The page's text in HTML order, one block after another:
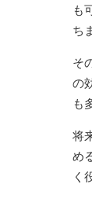
も
ち
そ
の
も
将
め
く